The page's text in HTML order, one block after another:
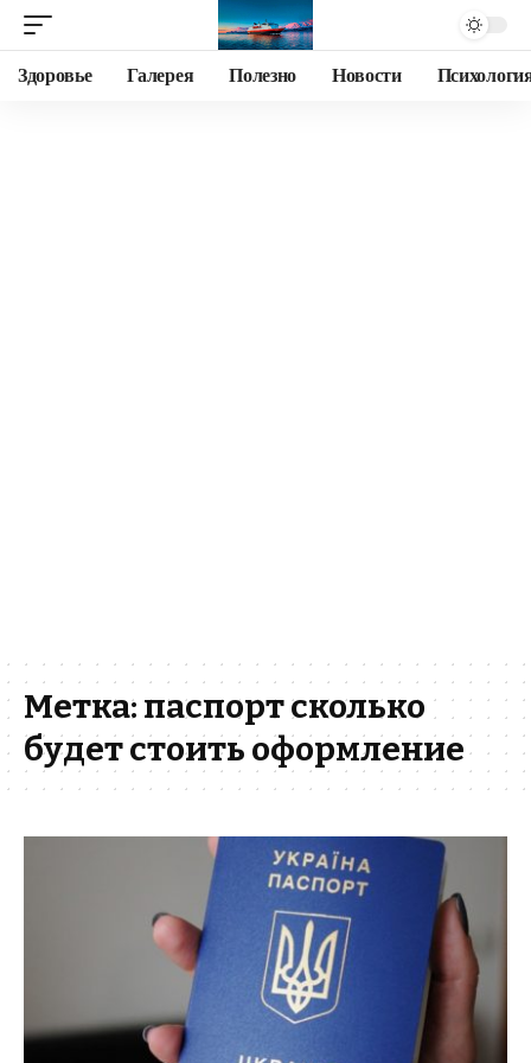
Здоровье Галерея Полезно Новости
Метка: паспорт сколько
будет стоить оформление